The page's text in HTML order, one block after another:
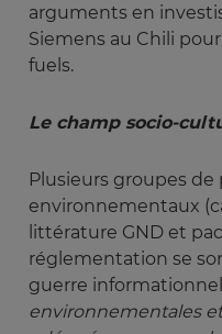
arguments en
Siemens au Chili
fuels.
Le champ socio-
Plusieurs groupes de
environnementaux
littérature GND et
réglementation se
guerre
environnementales